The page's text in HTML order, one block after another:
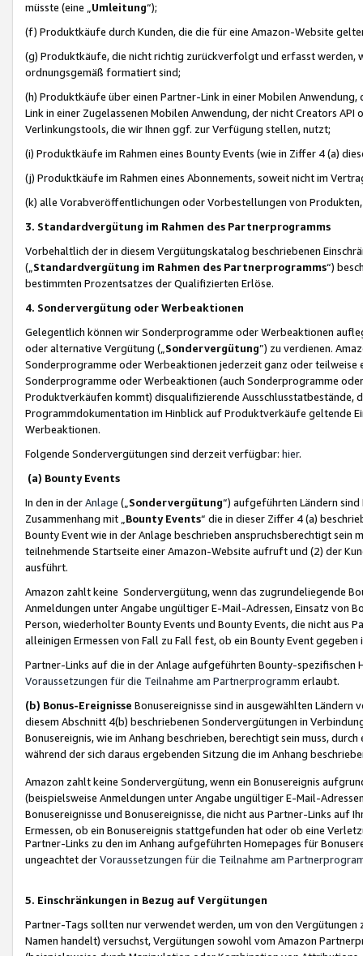
müsste (eine „ Umleitung“);
(f) Produktkäufe durch Kunden, die die für eine Amazon-Website
(g) Produktkäufe, die nicht richtig zurückverfolgt und erfasst werden,
ordnungsgemäß formatiert sind;
(h) Produktkäufe über einen Partner-Link in einer Mobilen
Link in einer Zugelassenen Mobilen Anwendung, der nicht Creators
Verlinkungstools, die wir Ihnen ggf. zur Verfügung stellen, nutzt;
(i) Produktkäufe im Rahmen eines Bounty Events (wie in Ziffer 4 (a)
(j) Produktkäufe im Rahmen eines Abonnements, soweit nicht im
(k) alle Vorabveröffentlichungen oder Vorbestellungen von
3. Standardvergütung im Rahmen des Partnerprogramms
Vorbehaltlich der in diesem Vergütungskatalog beschriebenen
(„ Standardvergütung im Rahmen des Partnerprogramms“)
bestimmten Prozentsatzes der Qualifizierten Erlöse.
4. Sondervergütung oder Werbeaktionen
Gelegentlich können wir Sonderprogramme oder Werbeaktionen
oder alternative Vergütung („ Sondervergütung”) zu verdienen.
Sonderprogramme oder Werbeaktionen jederzeit ganz oder
Sonderprogramme oder Werbeaktionen (auch Sonderprogramme
Produktverkäufen kommt) disqualifizierende Ausschlusstatbestände,
Programmdokumentation im Hinblick auf Produktverkäufe geltende
Werbeaktionen.
Folgende Sondervergütungen sind derzeit verfügbar: hier.
(a) Bounty Events
In den in derAnlage („ Sondervergütung“) aufgeführten Ländern
Zusammenhang mit „ Bounty Events“ die in dieser Ziffer 4 (a)
Bounty Event wie in der Anlage beschrieben anspruchsberechtigt sein
teilnehmende Startseite einer Amazon-Website aufruft und (2) der
ausführt.
Amazon zahlt keine Sondervergütung, wenn das zugrundeliegende
Anmeldungen unter Angabe ungültiger E-Mail-Adressen, Einsatz von
Person, wiederholter Bounty Events und Bounty Events, die nicht
alleinigen Ermessen von Fall zu Fall fest, ob ein Bounty Event
Partner-Links auf die in der Anlage aufgeführten Bounty-spezifischen
Voraussetzungen für die Teilnahme am Partnerprogramm erlaubt.
(b) Bonus-Ereignisse Bonusereignisse sind in ausgewählten Ländern
diesem Abschnitt 4(b) beschriebenen Sondervergütungen in
Bonusereignis, wie im Anhang beschrieben, berechtigt sein muss,
während der sich daraus ergebenden Sitzung die im Anhang
Amazon zahlt keine Sondervergütung, wenn ein Bonusereignis
(beispielsweise Anmeldungen unter Angabe ungültiger E-Mail-
Bonusereignisse und Bonusereignisse, die nicht aus Partner-Links auf
Ermessen, ob ein Bonusereignis stattgefunden hat oder ob eine
Partner-Links zu den im Anhang aufgeführten Homepages für
ungeachtet derVoraussetzungen für die Teilnahme am
5. Einschränkungen in Bezug auf Vergütungen
Partner-Tags sollten nur verwendet werden, um von den
Namen handelt) versuchst, Vergütungen sowohl vom Amazon